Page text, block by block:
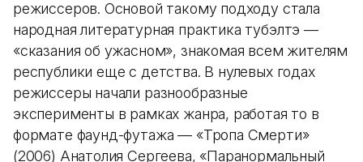
режиссеров. Основой такому подходу стала
народная литературная практика тубэлтэ —
«сказания об ужасном», знакомая всем жителям
республики еще с детства. В нулевых годах
режиссеры начали разнообразные
эксперименты в рамках жанра, работая то в
формате фаунд-футажа — «Тропа Смерти»
(2006) Анатолия Сергеева, «Паранормальный